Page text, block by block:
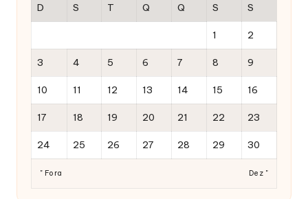
D S T Q Q S S
1 2
3 4 5 6 7 8 9
10 11 12 13 14 15 16
17 18 19 20 21 22 23
24 25 26 27 28 29 30
" Fora Dez "